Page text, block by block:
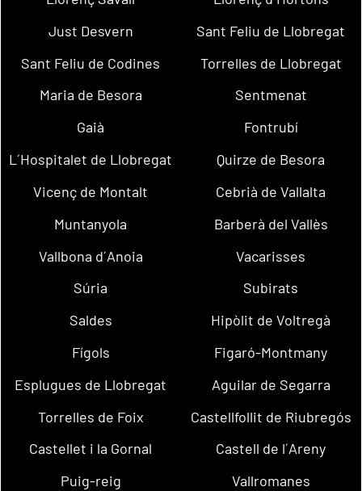
Just Desvern
Sant Feliu de Llobregat
Sant Feliu de Codines
Torrelles de Llobregat
Maria de Besora
Sentmenat
Gaià
Fontrubí
L´Hospitalet de Llobregat
Quirze de Besora
Vicenç de Montalt
Cebrià de Vallalta
Muntanyola
Barberà del Vallès
Vallbona d´Anoia
Vacarisses
Súria
Subirats
Saldes
Hipòlit de Voltregà
Fígols
Figaró-Montmany
Esplugues de Llobregat
Aguilar de Segarra
Torrelles de Foix
Castellfollit de Riubregós
Castellet i la Gornal
Castell de l´Areny
Puig-reig
Vallromanes